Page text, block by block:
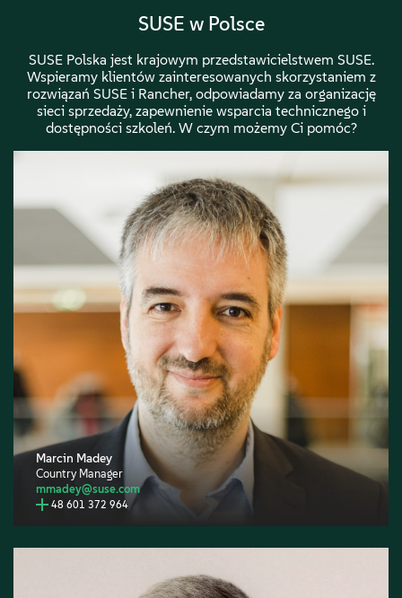
SUSE w Polsce
SUSE Polska jest krajowym przedstawicielstwem SUSE.
Wspieramy klientów zainteresowanych skorzystaniem z
rozwiązań SUSE i Rancher, odpowiadamy za organizację
sieci sprzedaży, zapewnienie wsparcia technicznego i
dostępności szkoleń. W czym możemy Ci pomóc?
Marcin Madey
Country Manager
mmadey@suse.com
48 601 372 964